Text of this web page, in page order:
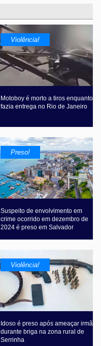
Violência!
Motoboy é morto a tiros enquanto
fazia entrega no Rio de Janeiro
Preso!
Suspeito de envolvimento em
crime ocorrido em dezembro de
2024 é preso em Salvador
Violência!
Idoso é preso após ameaçar irmã
durante briga na zona rural de
Serrinha